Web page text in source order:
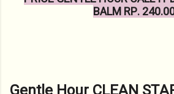
BALM RP.
Gentle Hour CLEAN